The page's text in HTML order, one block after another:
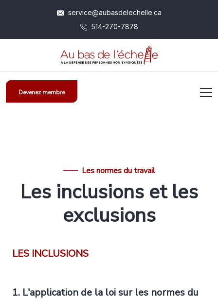
service@aubasdelechelle.ca
514-270-7878
Devenez membre
Les normes du travail
Les inclusions et les
exclusions
LES INCLUSIONS
1. L'application de la loi sur les normes du